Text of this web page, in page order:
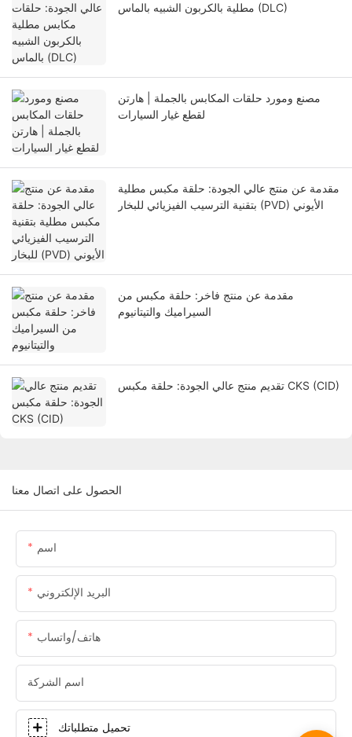
مطلية بالكربون الشبيه بالماس (DLC)
مصنع ومورد حلقات المكابس بالجملة | هارتن
لقطع غيار السيارات
مقدمة عن منتج عالي الجودة: حلقة مكبس مطلية
بتقنية الترسيب الفيزيائي للبخار (PVD) الأيوني
مقدمة عن منتج فاخر: حلقة مكبس من
السيراميك والتيتانيوم
تقديم منتج عالي الجودة: حلقة مكبس CKS (CID)
الحصول على اتصال معنا
اسم
البريد الإلكتروني
هاتف/واتساب
اسم الشركة
تحميل متطلباتك